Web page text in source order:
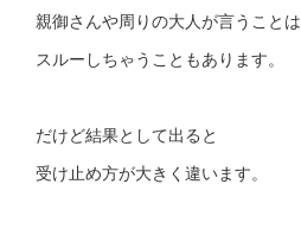
親御さんや周りの大人が言うことは
スルーしちゃうこともあります。
だけど結果として出ると
受け止め方が大きく違います。